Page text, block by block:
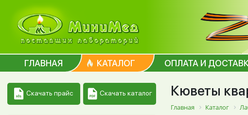
ГЛАВНАЯ КАТАЛОГ ОПЛАТА И
Скачать прайс Скачать каталог Кюветы
Главная Каталог